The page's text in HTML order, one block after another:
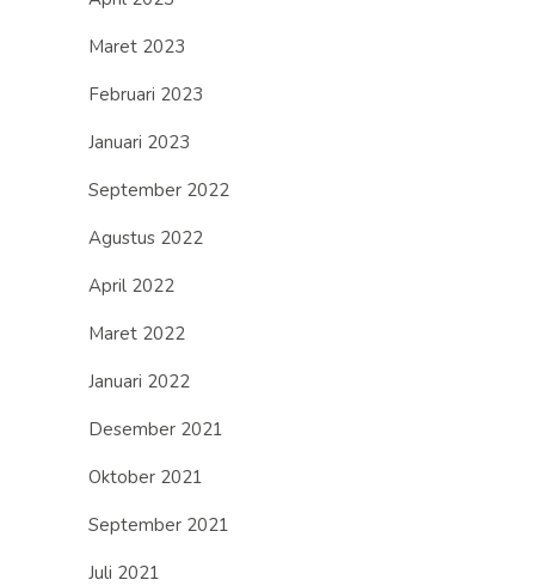
Maret 2023
Februari 2023
Januari 2023
September 2022
Agustus 2022
April 2022
Maret 2022
Januari 2022
Desember 2021
Oktober 2021
September 2021
Juli 2021